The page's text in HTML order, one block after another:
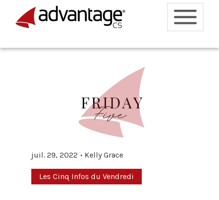
juil. 29, 2022 Kelly Grace
Les Cinq Infos du Vendredi